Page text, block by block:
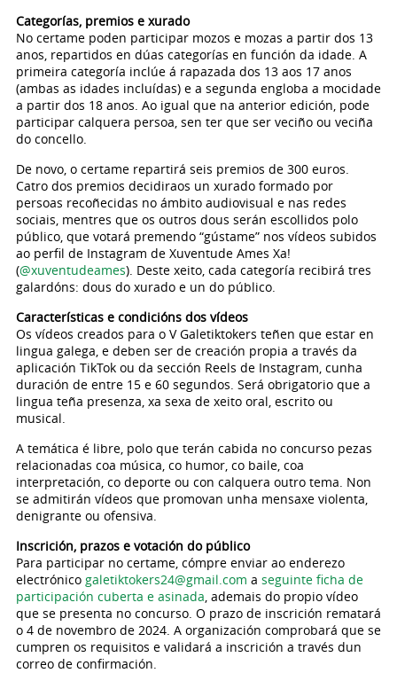
Categorías, premios e xurado
No certame poden participar mozos e mozas a partir dos 13
anos, repartidos en dúas categorías en función da idade. A
primeira categoría inclúe á rapazada dos 13 aos 17 anos
(ambas as idades incluídas) e a segunda engloba a mocidade
a partir dos 18 anos. Ao igual que na anterior edición, pode
participar calquera persoa, sen ter que ser veciño ou veciña
do concello.
De novo, o certame repartirá seis premios de 300 euros.
Catro dos premios decidiraos un xurado formado por
persoas recoñecidas no ámbito audiovisual e nas redes
sociais, mentres que os outros dous serán escollidos polo
público, que votará premendo “gústame” nos vídeos subidos
ao perfil de Instagram de Xuventude Ames Xa!
(@xuventudeames). Deste xeito, cada categoría recibirá tres
galardóns: dous do xurado e un do público.
Características e condicións dos vídeos
Os vídeos creados para o V Galetiktokers teñen que estar en
lingua galega, e deben ser de creación propia a través da
aplicación TikTok ou da sección Reels de Instagram, cunha
duración de entre 15 e 60 segundos. Será obrigatorio que a
lingua teña presenza, xa sexa de xeito oral, escrito ou
musical.
A temática é libre, polo que terán cabida no concurso pezas
relacionadas coa música, co humor, co baile, coa
interpretación, co deporte ou con calquera outro tema. Non
se admitirán vídeos que promovan unha mensaxe violenta,
denigrante ou ofensiva.
Inscrición, prazos e votación do público
Para participar no certame, cómpre enviar ao enderezo
electrónico galetiktokers24@gmail.com a seguinte ficha de
participación cuberta e asinada, ademais do propio vídeo
que se presenta no concurso. O prazo de inscrición rematará
o 4 de novembro de 2024. A organización comprobará que se
cumpren os requisitos e validará a inscrición a través dun
correo de confirmación.